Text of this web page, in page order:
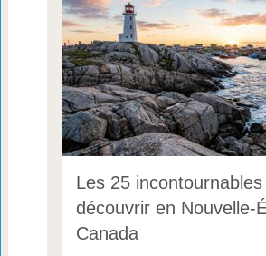
Les 25 incontournables
découvrir en Nouvelle-
Canada